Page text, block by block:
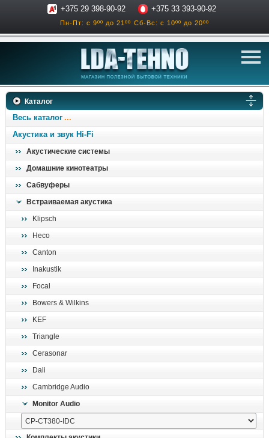
+375 29 398-90-92 +375 33 393-90-92
Пн-Пт: с 9ºº до 21ºº Сб-Вс: с 10ºº до 20ºº
телевизоры
ресиверы, усилители
проигрыватели
Каталог
Весь каталог
Акустика и звук Hi-Fi
Акустические системы
Домашние кинотеатры
Сабвуферы
Встраиваемая акустика
Klipsch
Heco
Canton
Inakustik
Focal
Bowers & Wilkins
KEF
Triangle
Cerasonar
Dali
Cambridge Audio
Monitor Audio